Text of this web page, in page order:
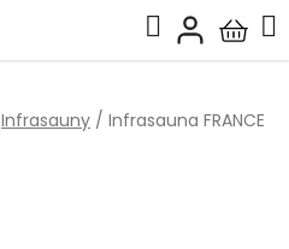
Hledat
košík
Infrasauny / Infrasauna FRANCE